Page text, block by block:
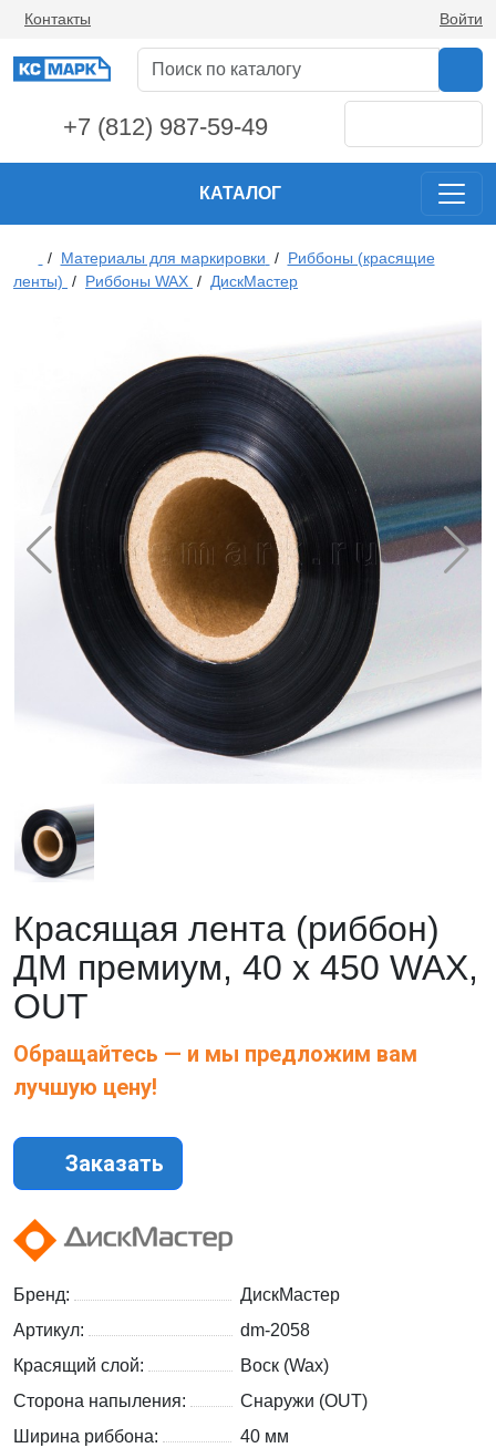
Контакты Войти
+7 (812) 987-59-49
КАТАЛОГ
/ Материалы для маркировки / Риббоны (красящие
ленты) / Риббоны WAX / ДискМастер
Красящая лента (риббон)
ДМ премиум, 40 х 450 WAX,
OUT
Обращайтесь — и мы предложим вам
лучшую цену!
Заказать
Бренд:
ДискМастер
Артикул:
dm-2058
Красящий слой:
Воск (Wax)
Сторона напыления:
Снаружи (OUT)
Ширина риббона:
40 мм